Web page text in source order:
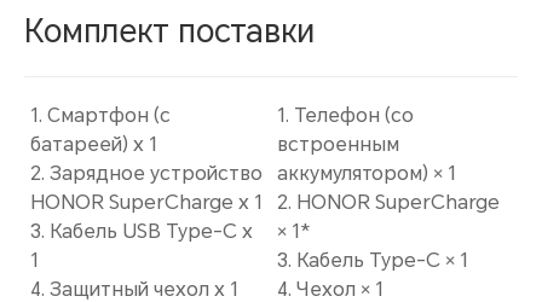
Комплект поставки
1. Смартфон (с
батареей) x 1
2. Зарядное устройство
HONOR SuperCharge x 1
3. Кабель USB Type-C x
1
4. Защитный чехол x 1
1. Телефон (со
встроенным
аккумулятором) × 1
2. HONOR SuperCharge
× 1*
3. Кабель Type-C × 1
4. Чехол × 1